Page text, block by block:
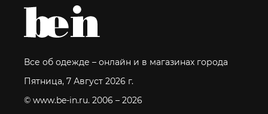
Все об одежде – онлайн и в магазинах города
Пятница, 7 Август 2026 г.
© www.be-in.ru. 2006 – 2026